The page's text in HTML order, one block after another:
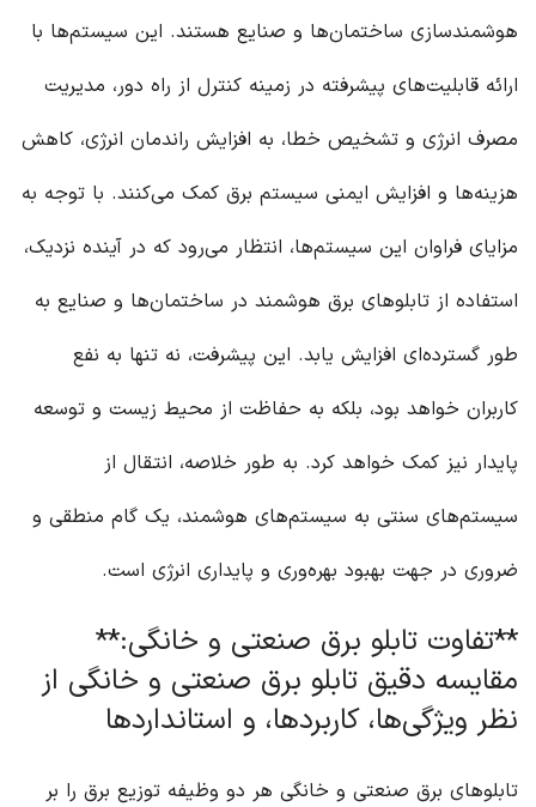
هوشمندسازی ساختمان‌ها و صنایع هستند. این سیستم‌ها با
ارائه قابلیت‌های پیشرفته در زمینه کنترل از راه دور، مدیریت
مصرف انرژی و تشخیص خطا، به افزایش راندمان انرژی، کاهش
هزینه‌ها و افزایش ایمنی سیستم برق کمک می‌کنند. با توجه به
مزایای فراوان این سیستم‌ها، انتظار می‌رود که در آینده نزدیک،
استفاده از تابلوهای برق هوشمند در ساختمان‌ها و صنایع به
طور گسترده‌ای افزایش یابد. این پیشرفت، نه تنها به نفع
کاربران خواهد بود، بلکه به حفاظت از محیط زیست و توسعه
پایدار نیز کمک خواهد کرد. به طور خلاصه، انتقال از
سیستم‌های سنتی به سیستم‌های هوشمند، یک گام منطقی و
ضروری در جهت بهبود بهره‌وری و پایداری انرژی است.
**تفاوت تابلو برق صنعتی و خانگی:**
مقایسه دقیق تابلو برق صنعتی و خانگی از
نظر ویژگی‌ها، کاربردها، و استانداردها
تابلوهای برق صنعتی و خانگی هر دو وظیفه توزیع برق را بر